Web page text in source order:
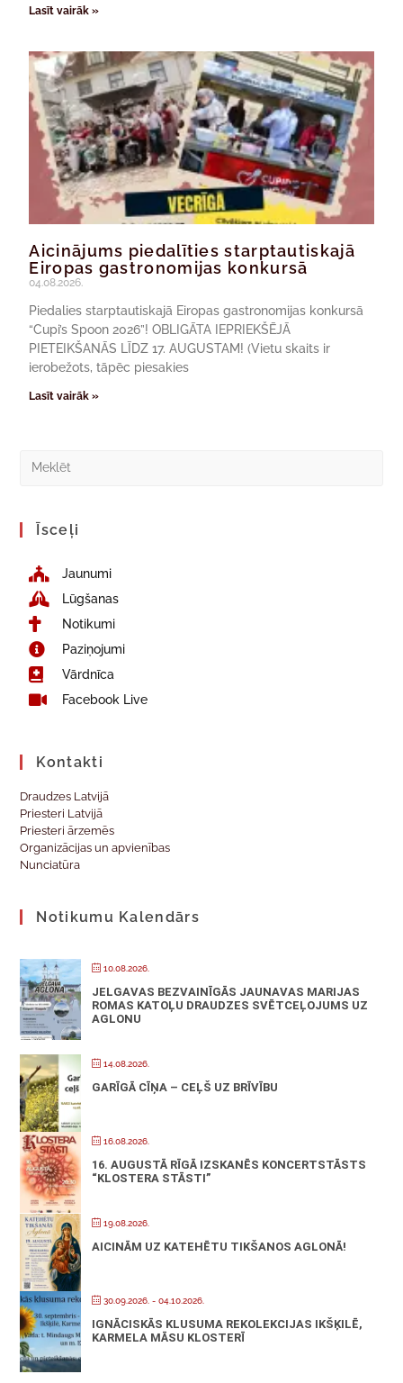
Lasīt vairāk »
Aicinājums piedalīties starptautiskajā
Eiropas gastronomijas konkursā
04.08.2026.
Piedalies starptautiskajā Eiropas gastronomijas konkursā
“Cupi’s Spoon 2026”! OBLIGĀTA IEPRIEKŠĒJĀ
PIETEIKŠANĀS LĪDZ 17. AUGUSTAM! (Vietu skaits ir
ierobežots, tāpēc piesakies
Lasīt vairāk »
Īsceļi
Jaunumi
Lūgšanas
Notikumi
Paziņojumi
Vārdnīca
Facebook Live
Kontakti
Draudzes Latvijā
Priesteri Latvijā
Priesteri ārzemēs
Organizācijas un apvienības
Nunciatūra
Notikumu Kalendārs
10.08.2026.
JELGAVAS BEZVAINĪGĀS JAUNAVAS MARIJAS
ROMAS KATOĻU DRAUDZES SVĒTCEĻOJUMS UZ
AGLONU
14.08.2026.
GARĪGĀ CĪŅA – CEĻŠ UZ BRĪVĪBU
16.08.2026.
16. AUGUSTĀ RĪGĀ IZSKANĒS KONCERTSTĀSTS
“KLOSTERA STĀSTI”
19.08.2026.
AICINĀM UZ KATEHĒTU TIKŠANOS AGLONĀ!
30.09.2026. - 04.10.2026.
IGNĀCISKĀS KLUSUMA REKOLEKCIJAS IKŠĶILĒ,
KARMELA MĀSU KLOSTERĪ